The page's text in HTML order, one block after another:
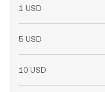
1 USD
5 USD
10 USD